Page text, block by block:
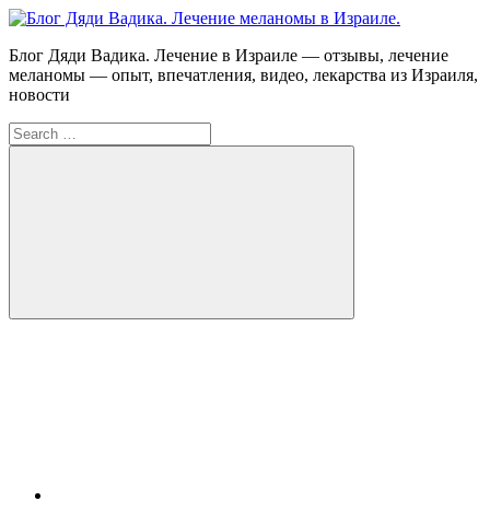
Skip
content
Блог
Дяди
Вадика.
меланомы
в
Блог Дяди Вадика. Лечение в Израиле — отзывы, лечение
меланомы — опыт, впечатления, видео, лекарства из Израиля,
новости
Search
for:
Search